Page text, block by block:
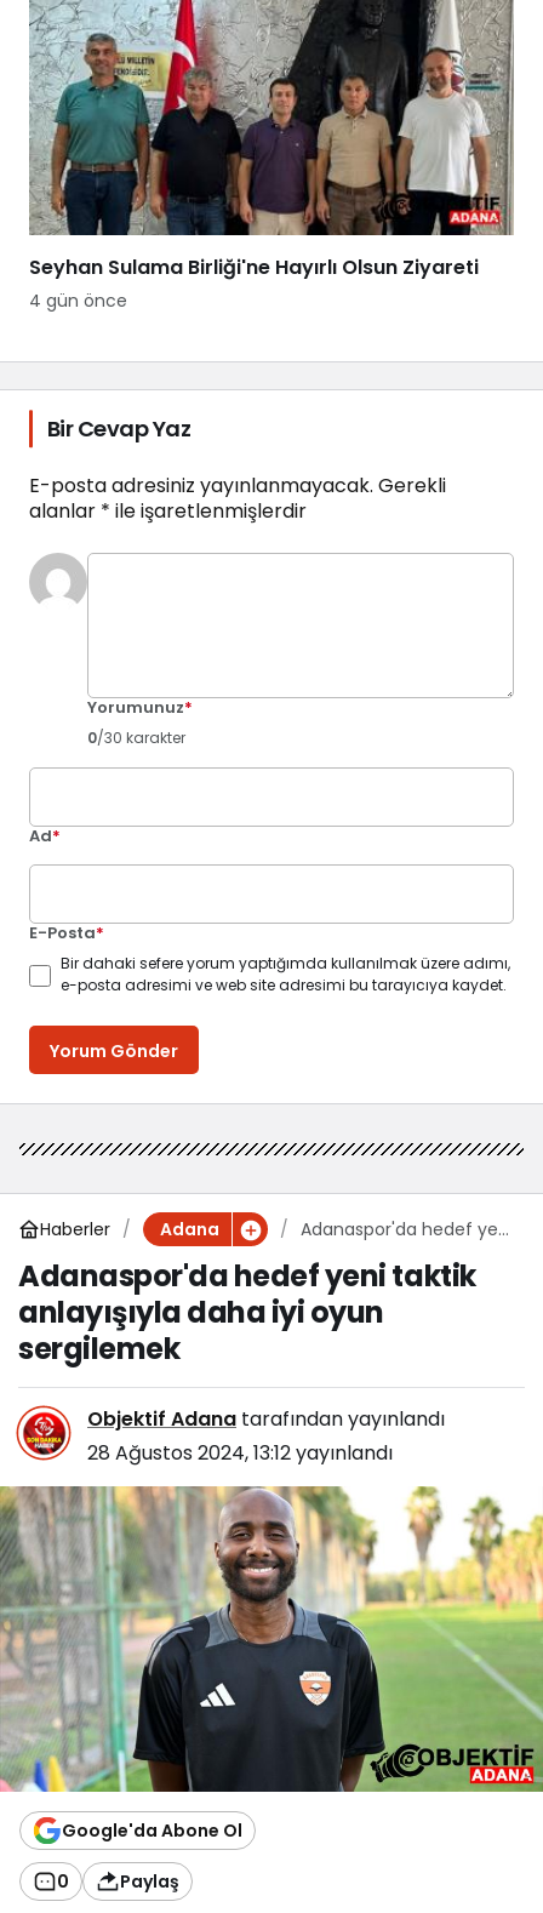
Seyhan Sulama Birliği'ne Hayırlı Olsun Ziyareti
4 gün önce
Bir Cevap Yaz
E-posta adresiniz yayınlanmayacak. Gerekli
alanlar * ile işaretlenmişlerdir
Yorumunuz*
0/30 karakter
Ad*
E-Posta*
Bir dahaki sefere yorum yaptığımda kullanılmak üzere adımı,
e-posta adresimi ve web site adresimi bu tarayıcıya kaydet.
Yorum Gönder
Haberler Adana
Adanaspor'da hedef yeni
oyun sergilemek
Adanaspor'da hedef yeni taktik
anlayışıyla daha iyi oyun
sergilemek
Objektif Adana tarafından yayınlandı
28 Ağustos 2024, 13:12yayınlandı
Google'da Abone Ol
0 Paylaş